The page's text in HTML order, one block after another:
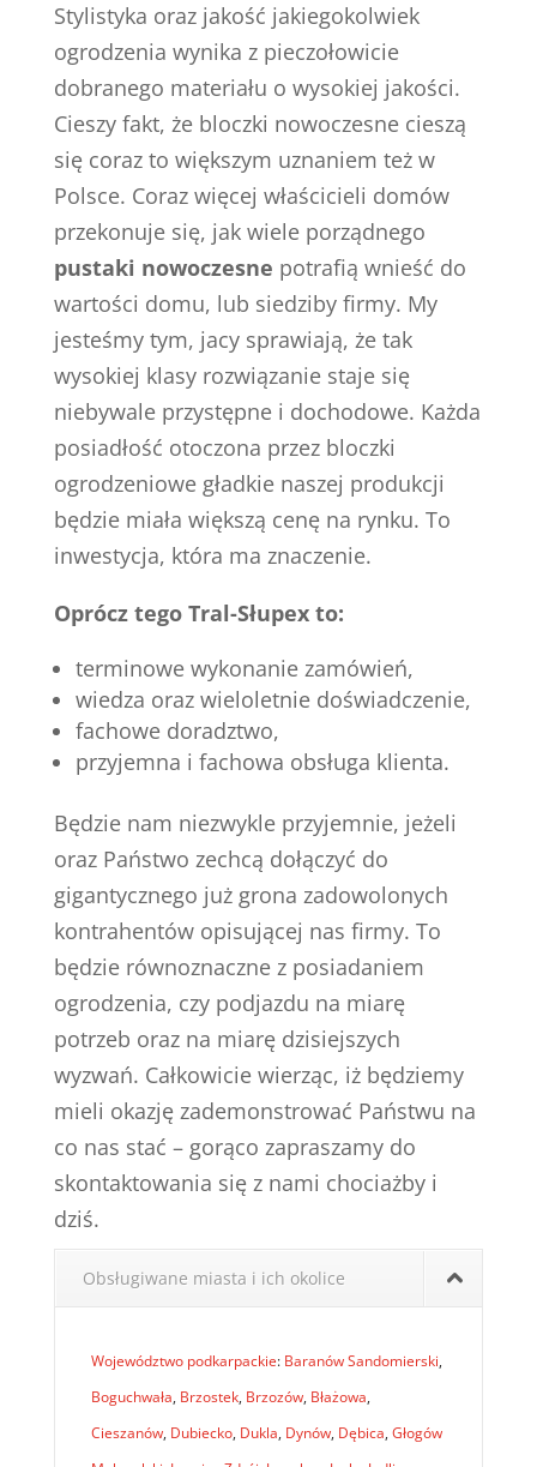
Stylistyka oraz jakość jakiegokolwiek
ogrodzenia wynika z pieczołowicie
dobranego materiału o wysokiej jakości.
Cieszy fakt, że bloczki nowoczesne cieszą
się coraz to większym uznaniem też w
Polsce. Coraz więcej właścicieli domów
przekonuje się, jak wiele porządnego
pustaki nowoczesne potrafią wnieść do
wartości domu, lub siedziby firmy. My
jesteśmy tym, jacy sprawiają, że tak
wysokiej klasy rozwiązanie staje się
niebywale przystępne i dochodowe. Każda
posiadłość otoczona przez bloczki
ogrodzeniowe gładkie naszej produkcji
będzie miała większą cenę na rynku. To
inwestycja, która ma znaczenie.
Oprócz tego Tral-Słupex to:
terminowe wykonanie zamówień,
wiedza oraz wieloletnie doświadczenie,
fachowe doradztwo,
przyjemna i fachowa obsługa klienta.
Będzie nam niezwykle przyjemnie, jeżeli
oraz Państwo zechcą dołączyć do
gigantycznego już grona zadowolonych
kontrahentów opisującej nas firmy. To
będzie równoznaczne z posiadaniem
ogrodzenia, czy podjazdu na miarę
potrzeb oraz na miarę dzisiejszych
wyzwań. Całkowicie wierząc, iż będziemy
mieli okazję zademonstrować Państwu na
co nas stać – gorąco zapraszamy do
skontaktowania się z nami chociażby i
dziś.
Obsługiwane miasta i ich okolice
Województwo podkarpackie: Baranów Sandomierski,
Boguchwała, Brzostek, Brzozów, Błażowa,
Cieszanów, Dubiecko, Dukla, Dynów, Dębica, Głogów